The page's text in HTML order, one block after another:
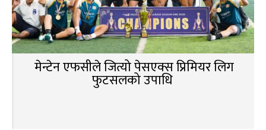
मेन्टेन एफसीले जित्यो पेसएक्स प्रिमियर लिग
फुटसलको उपाधि